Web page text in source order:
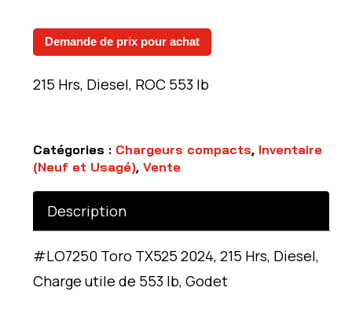
initial
était :
35
000$.
actuel
est :
33
000$.
Demande de prix pour achat
215 Hrs, Diesel, ROC 553 lb
Catégories : Chargeurs compacts, Inventaire
(Neuf et Usagé), Vente
Description
#LO7250 Toro TX525 2024, 215 Hrs, Diesel,
Charge utile de 553 lb, Godet